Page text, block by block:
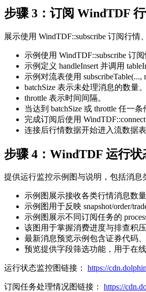
步骤 3：订阅 WindTDF
展示使用 WindTDF::subscribe 订阅行情
示例使用 WindTDF::subscribe 订
示例定义 handleInsert 并调用
示例对流表使用 subscribeTable(...,
batchSize 表示未处理消息的数量。
throttle 表示时间间隔。
当达到 batchSize 或 throttle 任一
完成订阅后使用
连接后行情数据开始进入流数据表
步骤 4：WindTDF 运行状
提供运行监控示例图与说明，包括消息
示例图展示接收各类行情消息数量
示例图用于反映 snapshot/order/
示例图展示不同订阅任务的
该图用于掌握消费进度与排查积压
最新消息预览示例包含证券代码
预览提供字段筛选功能，用于在
运行状态监控图链接： https://
订阅任务处理情况图链接： https://